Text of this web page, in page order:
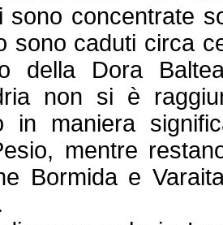
sono concentrate
sono caduti circa
della Dora
non si è
in maniera
mentre
Bormida e